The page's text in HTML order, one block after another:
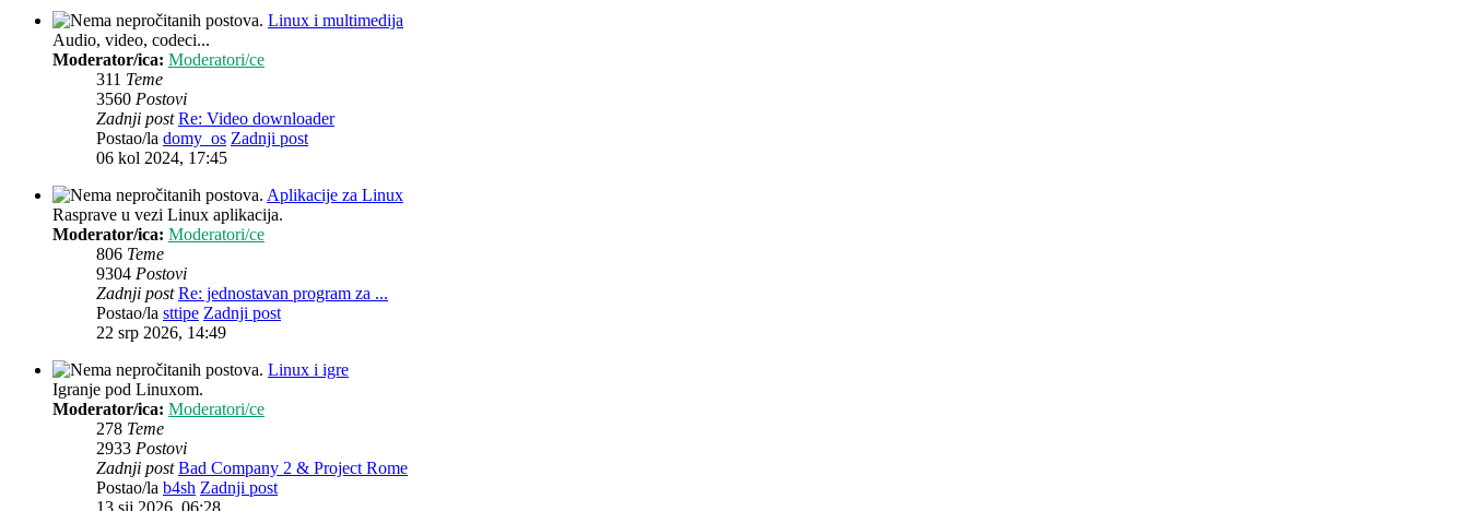
Linux i multimedija
Audio, video, codeci...
Moderator/ica: Moderatori/ce
311 Teme
3560 Postovi
Zadnji post Re: Video downloader
Postao/la domy_os Zadnji post
06 kol 2024, 17:45
Aplikacije za Linux
Rasprave u vezi Linux aplikacija.
Moderator/ica: Moderatori/ce
806 Teme
9304 Postovi
Zadnji post Re: jednostavan program za ...
Postao/la sttipe Zadnji post
22 srp 2026, 14:49
Linux i igre
Igranje pod Linuxom.
Moderator/ica: Moderatori/ce
278 Teme
2933 Postovi
Zadnji post Bad Company 2 & Project Rome
Postao/la b4sh Zadnji post